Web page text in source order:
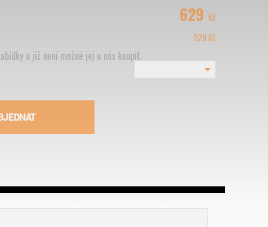
629 Kč
520Kč
a již není možné jej u nás koupit.